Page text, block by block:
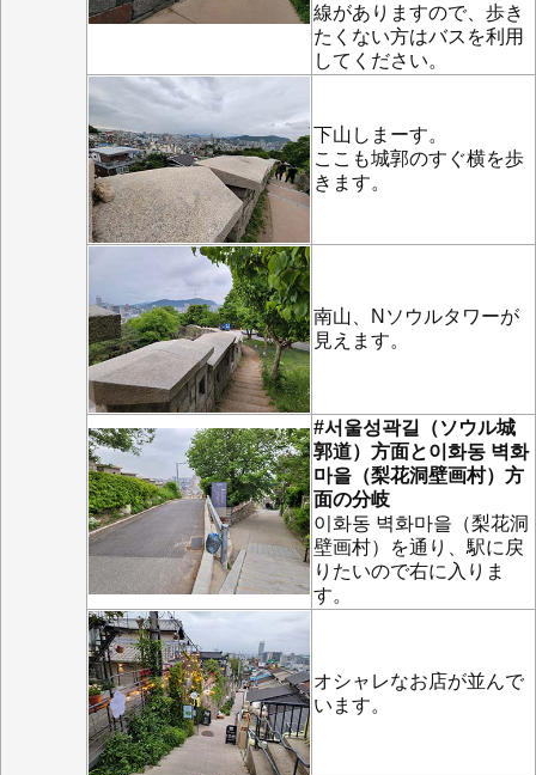
線がありますので、歩き
たくない方はバスを利用
してください。
下山しまーす。
ここも城郭のすぐ横を歩
きます。
南山、Nソウルタワーが
見えます。
#서울성곽길（ソウル城
郭道）方面と이화동 벽화
마을（梨花洞壁画村）方
面の分岐
이화동 벽화마을（梨花洞
壁画村）を通り、駅に戻
りたいので右に入りま
す。
オシャレなお店が並んで
います。